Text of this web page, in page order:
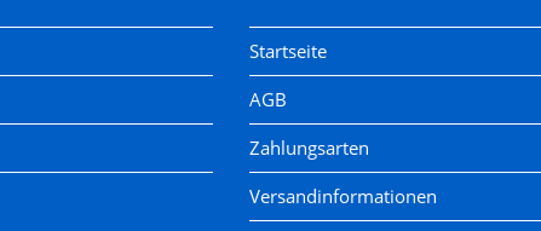
Startseite
AGB
Zahlungsarten
Versandinformationen